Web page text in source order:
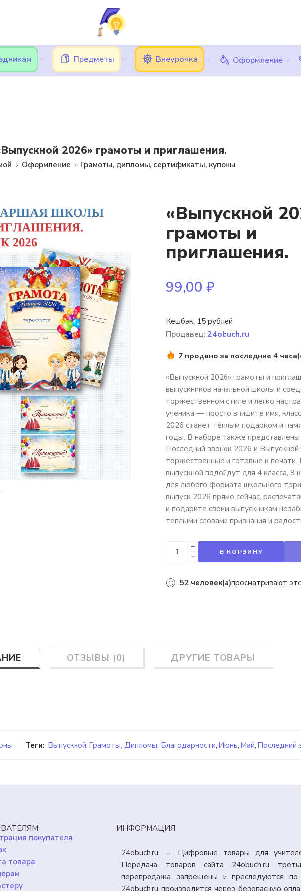
при вводе кода подтверждения, в этом случае, оплату можно
Блог
Предметы Внеурочка Оформление
2026» грамоты и приглашения.
Оформление Грамоты, дипломы, сертификаты, купоны
«Выпускной
грамоты и
приглашения.
99,00 ₽
Кешбэк: 15 рублей
Продавец:24obuch.ru
7 продано за последние 4
«Выпускной 2026» грамоты и
выпускников начальной школы и
торжественном стиле и легко
ученика — просто впишите имя,
2026 станет тёплым подарком и
годы. В наборе также представлены
Последний звонок 2026 и
торжественные и готовые к
выпускной подойдут для 4 класса, 9
для любого формата школьного
выпуск 2026 прямо сейчас,
и подарите своим выпускникам
тёплыми словами признания и
В КОРЗИНУ
52 человек(а)просматривают
ОТЗЫВЫ (0) ДРУГИЕ ТОВАРЫ
Теги: Выпускной,Грамоты, Дипломы, Благодарности,Июнь,Май,Последний
покупателя
товара
ИНФОРМАЦИЯ
24obuch.ru — Цифровые товары для
Передача товаров сайта 24obuch.ru
перепродажа запрещены и преследуются по
24obuch.ru производится через безопасную